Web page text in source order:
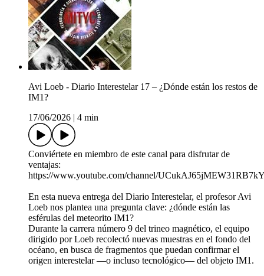
Avi Loeb - Diario Interestelar 17 – ¿Dónde están los restos de
IM1?
17/06/2026
4 min
Conviértete en miembro de este canal para disfrutar de
ventajas:
https://www.youtube.com/channel/
En esta nueva entrega del Diario Interestelar, el profesor Avi
Loeb nos plantea una pregunta clave: ¿dónde están las
esférulas del meteorito IM1?
Durante la carrera número 9 del trineo magnético, el equipo
dirigido por Loeb recolectó nuevas muestras en el fondo del
océano, en busca de fragmentos que puedan confirmar el
origen interestelar —o incluso tecnológico— del objeto IM1.